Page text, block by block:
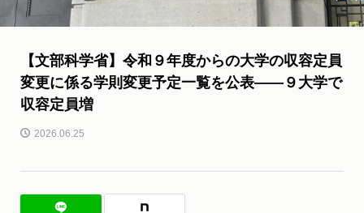
【文部科学省】令和９年度からの大学の収容定員
変更に係る学則変更予定一覧を公表――９大学で
収容定員増
2026.06.25